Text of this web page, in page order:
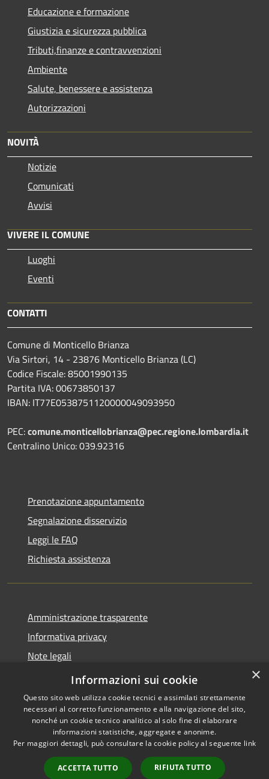
Educazione e formazione
Giustizia e sicurezza pubblica
Tributi,finanze e contravvenzioni
Ambiente
Salute, benessere e assistenza
Autorizzazioni
NOVITÀ
Notizie
Comunicati
Avvisi
VIVERE IL COMUNE
Luoghi
Eventi
CONTATTI
Comune di Monticello Brianza
Via Sirtori, 14 - 23876 Monticello Brianza (LC)
Codice Fiscale: 85001990135
Partita IVA: 00673850137
IBAN: IT77E0538751120000049093950
PEC:comune.monticellobrianza@pec.regione.lombardia.it
Centralino Unico: 039.92316
Prenotazione appuntamento
Segnalazione disservizio
Leggi le FAQ
Richiesta assistenza
Amministrazione trasparente
Informativa privacy
Note legali
Dichiarazione di accessibilità
Accessibilità
Copyright © 2026 • Comune di
Monticello Brianza • Powered
byMunicipium
Accesso
×
Informazioni sui cookie
Questo sito web utilizza cookie tecnici e assimilati strettamente
necessari al corretto funzionamento e alla navigazione del sito,
nonché un cookie tecnico analitico al solo fine di elaborare
informazioni statistiche, aggregate e anonime.
Per maggiori dettagli, può consultare la cookie policy al seguente link
ACCETTA TUTTO RIFIUTA TUTTO